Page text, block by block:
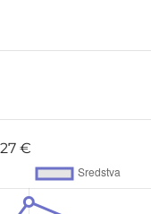
€